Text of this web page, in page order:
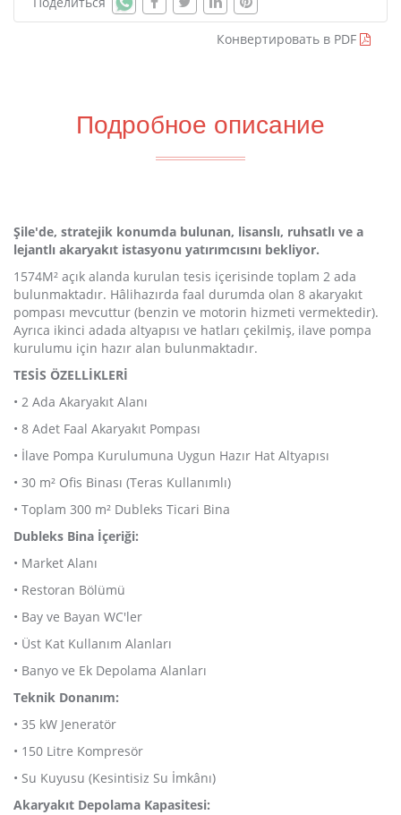
Конвертировать в PDF
Подробное описание
Şile'de, stratejik konumda bulunan, lisanslı, ruhsatlı ve a
lejantlı akaryakıt istasyonu yatırımcısını bekliyor.
1574M² açık alanda kurulan tesis içerisinde toplam 2 ada
bulunmaktadır. Hâlihazırda faal durumda olan 8 akaryakıt
pompası mevcuttur (benzin ve motorin hizmeti vermektedir).
Ayrıca ikinci adada altyapısı ve hatları çekilmiş, ilave pompa
kurulumu için hazır alan bulunmaktadır.
TESİS ÖZELLİKLERİ
• 2 Ada Akaryakıt Alanı
• 8 Adet Faal Akaryakıt Pompası
• İlave Pompa Kurulumuna Uygun Hazır Hat Altyapısı
• 30 m² Ofis Binası (Teras Kullanımlı)
• Toplam 300 m² Dubleks Ticari Bina
Dubleks Bina İçeriği:
• Market Alanı
• Restoran Bölümü
• Bay ve Bayan WC'ler
• Üst Kat Kullanım Alanları
• Banyo ve Ek Depolama Alanları
Teknik Donanım:
• 35 kW Jeneratör
• 150 Litre Kompresör
• Su Kuyusu (Kesintisiz Su İmkânı)
Akaryakıt Depolama Kapasitesi: